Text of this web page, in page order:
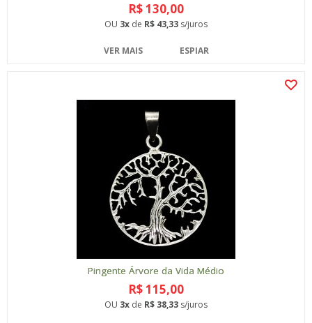
R$ 130,00
OU 3x de R$ 43,33 s/juros
VER MAIS ESPIAR
Pingente Árvore da Vida Médio
R$ 115,00
OU 3x de R$ 38,33 s/juros